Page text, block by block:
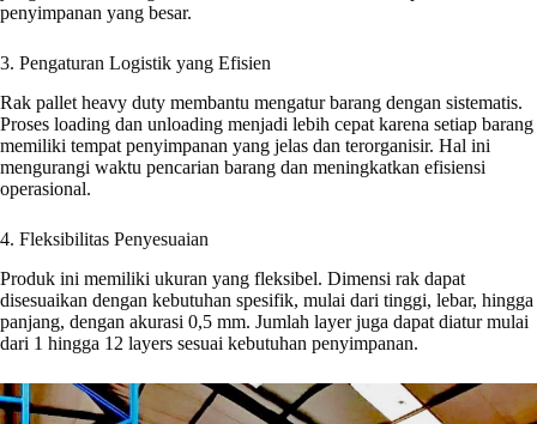
penyimpanan yang besar.
3. Pengaturan Logistik yang Efisien
Rak pallet heavy duty membantu mengatur barang dengan sistematis.
Proses loading dan unloading menjadi lebih cepat karena setiap barang
memiliki tempat penyimpanan yang jelas dan terorganisir. Hal ini
mengurangi waktu pencarian barang dan meningkatkan efisiensi
operasional.
4. Fleksibilitas Penyesuaian
Produk ini memiliki ukuran yang fleksibel. Dimensi rak dapat
disesuaikan dengan kebutuhan spesifik, mulai dari tinggi, lebar, hingga
panjang, dengan akurasi 0,5 mm. Jumlah layer juga dapat diatur mulai
dari 1 hingga 12 layers sesuai kebutuhan penyimpanan.